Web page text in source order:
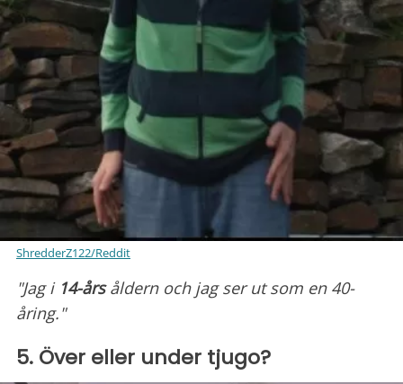
ShredderZ122/Reddit
"Jag i 14-årsåldern och jag ser ut som en 40-
åring."
5. Över eller under tjugo?